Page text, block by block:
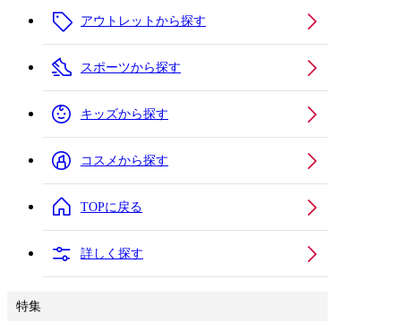
アウトレットから探す
スポーツから探す
キッズから探す
コスメから探す
TOPに戻る
詳しく探す
特集